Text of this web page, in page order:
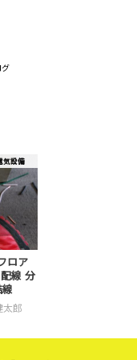
グ
気設備
ロア
配線 分
線
太郎